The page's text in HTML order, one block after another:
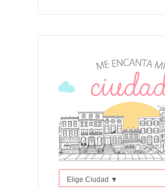
Elige Ciudad ▼